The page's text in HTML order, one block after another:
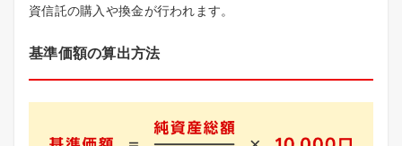
資信託の購入や換金が行われます。
基準価額の算出方法